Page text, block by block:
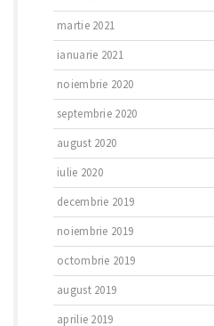
martie 2021
ianuarie 2021
noiembrie 2020
septembrie 2020
august 2020
iulie 2020
decembrie 2019
noiembrie 2019
octombrie 2019
august 2019
aprilie 2019